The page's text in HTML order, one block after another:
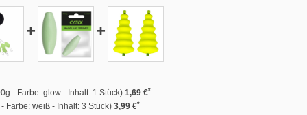
+ +
- Farbe: glow - Inhalt: 1 Stück) 1,69 €*
Farbe: weiß - Inhalt: 3 Stück) 3,99 €*